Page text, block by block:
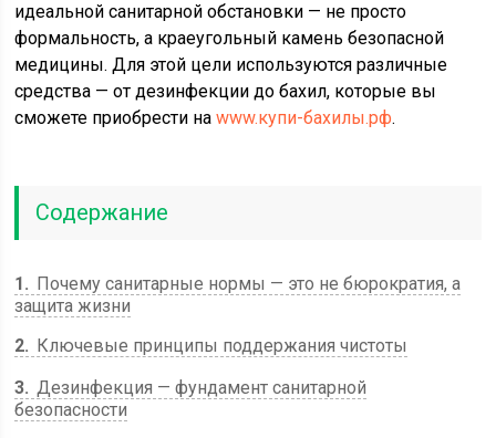
идеальной санитарной обстановки — не просто
формальность, а краеугольный камень безопасной
медицины. Для этой цели используются различные
средства — от дезинфекции до бахил, которые вы
сможете приобрести наwww.купи-бахилы.рф.
Содержание
1
Почему санитарные нормы — это не бюрократия, а
защита жизни
2
Ключевые принципы поддержания чистоты
3 Дезинфекция — фундамент санитарной
безопасности